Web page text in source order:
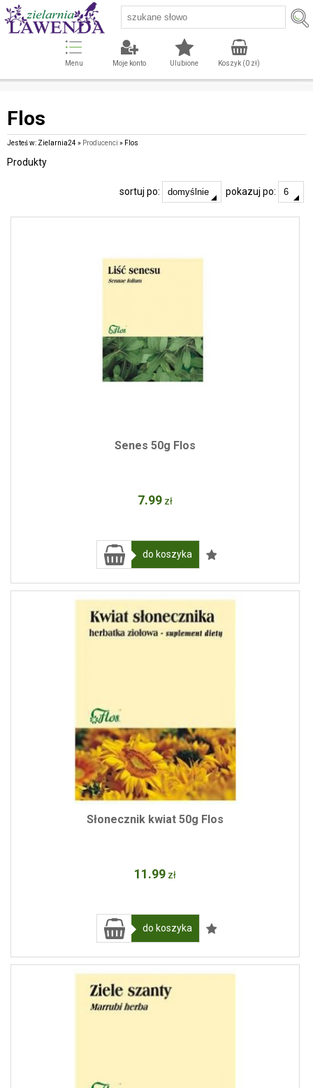
Menu Moje konto Ulubione Koszyk (0zł)
Flos
Jesteś w: Zielarnia24 » Producenci » Flos
Produkty
pokazuj po:
sortuj po:
Senes 50g Flos
7.99 zł
do koszyka
Słonecznik kwiat 50g Flos
11.99 zł
do koszyka